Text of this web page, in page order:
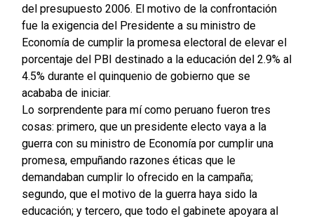
del presupuesto 2006. El motivo de la confrontación
fue la exigencia del Presidente a su ministro de
Economía de cumplir la promesa electoral de elevar el
porcentaje del PBI destinado a la educación del 2.9% al
4.5% durante el quinquenio de gobierno que se
acababa de iniciar.
Lo sorprendente para mí como peruano fueron tres
cosas: primero, que un presidente electo vaya a la
guerra con su ministro de Economía por cumplir una
promesa, empuñando razones éticas que le
demandaban cumplir lo ofrecido en la campaña;
segundo, que el motivo de la guerra haya sido la
educación; y tercero, que todo el gabinete apoyara al